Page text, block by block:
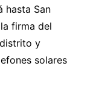
hasta San
firma del
y
solares